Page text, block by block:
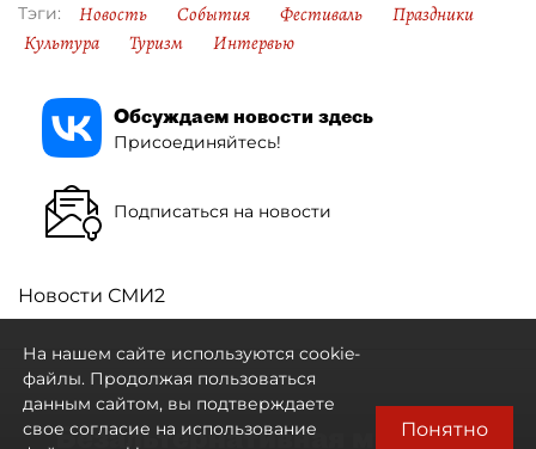
Тэги: Новость События Фестиваль
Праздники
Культура
Туризм Интервью
Обсуждаем новости здесь
Присоединяйтесь!
Подписаться на новости
Новости СМИ2
"Безальтернативная модель":
На нашем сайте используются cookie-
файлы. Продолжая пользоваться
данным сайтом, вы подтверждаете
свое согласие на использование
Понятно